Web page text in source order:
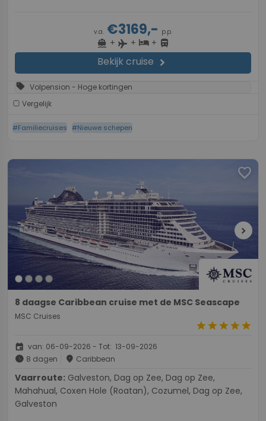
v.a. €3169,- p.p.
directions_boat + flight + hotel+ directions_bus
Bekijk cruise chevron_right
sell Volpension - Hoge kortingen
Vergelijk
#Familiecruises #Nieuwe schepen
favorite
chevron_right
8 daagse Caribbean cruise met de MSC Seascape
MSC Cruises
starstarstarstarstar
event van: 06-09-2026 - Tot: 13-09-2026
schedule 8 dagen place Caribbean
Vaarroute:
Mahahual, Coxen Hole (Roatan), Cozumel, Dag op Zee,
Galveston